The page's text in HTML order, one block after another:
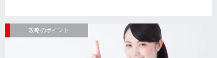
攻略のポイント